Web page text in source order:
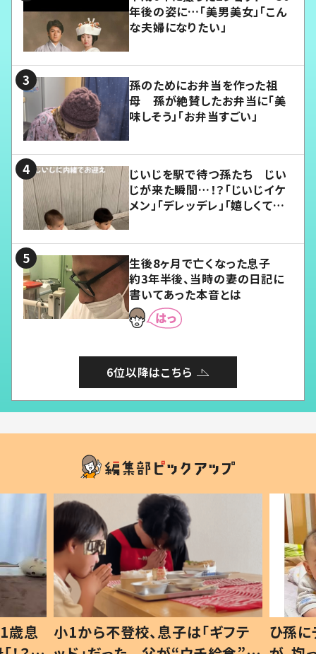
年後の姿に…「美男美女」「こん
な夫婦になりたい」
孫のためにお弁当を作った祖
母 孫が絶賛したお弁当に「美
味しそう」「お弁当すごい」
じいじを駅で待つ孫たち じい
じが来た瞬間…！？「じいじイケ
メン」「デレッデレ」「嬉しくて可
生後8ヶ月で亡くなった息子
約3年半後、当時の妻の日記に
書いてあった本音とは
6位以降はこちら
歳息
小1から不登校、息子は「ギフテ
ひ孫